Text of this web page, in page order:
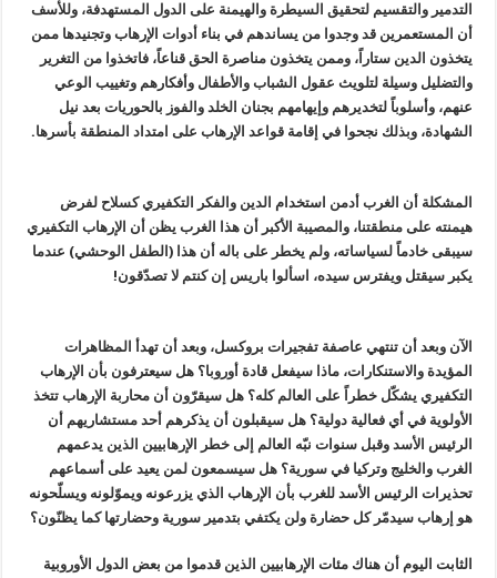
التدمير والتقسيم لتحقيق السيطرة والهيمنة على الدول المستهدفة، وللأسف
أن المستعمرين قد وجدوا من يساندهم في بناء أدوات الإرهاب وتجنيدها ممن
يتخذون الدين ستاراً، وممن يتخذون مناصرة الحق قناعاً، فاتخذوا من التغرير
والتضليل وسيلة لتلويث عقول الشباب والأطفال وأفكارهم وتغييب الوعي
عنهم، وأسلوباً لتخديرهم وإيهامهم بجنان الخلد والفوز بالحوريات بعد نيل
الشهادة، وبذلك نجحوا في إقامة قواعد الإرهاب على امتداد المنطقة بأسرها.
المشكلة أن الغرب أدمن استخدام الدين والفكر التكفيري كسلاح لفرض
هيمنته على منطقتنا، والمصيبة الأكبر أن هذا الغرب يظن أن الإرهاب التكفيري
سيبقى خادماً لسياساته، ولم يخطر على باله أن هذا (الطفل الوحشي) عندما
يكبر سيقتل ويفترس سيده، اسألوا باريس إن كنتم لا تصدّقون!
الآن وبعد أن تنتهي عاصفة تفجيرات بروكسل، وبعد أن تهدأ المظاهرات
المؤيدة والاستنكارات، ماذا سيفعل قادة أوروبا؟ هل سيعترفون بأن الإرهاب
التكفيري يشكّل خطراً على العالم كله؟ هل سيقرّون أن محاربة الإرهاب تتخذ
الأولوية في أي فعالية دولية؟ هل سيقبلون أن يذكرهم أحد مستشاريهم أن
الرئيس الأسد وقبل سنوات نبّه العالم إلى خطر الإرهابيين الذين يدعمهم
الغرب والخليج وتركيا في سورية؟ هل سيسمعون لمن يعيد على أسماعهم
تحذيرات الرئيس الأسد للغرب بأن الإرهاب الذي يزرعونه ويموّلونه ويسلّحونه
هو إرهاب سيدمّر كل حضارة ولن يكتفي بتدمير سورية وحضارتها كما يظنّون؟
الثابت اليوم أن هناك مئات الإرهابيين الذين قدموا من بعض الدول الأوروبية